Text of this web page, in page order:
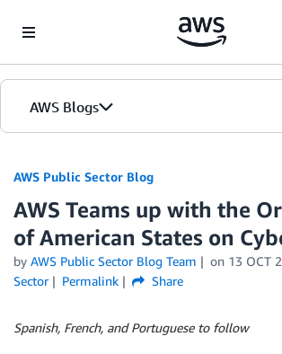
AWS Blogs
AWS Public Sector Blog
AWS Teams up with the
of American States on
by AWS Public Sector Blog Team on 13 OCT
Sector
Permalink Share
Spanish, French, and Portuguese to follow